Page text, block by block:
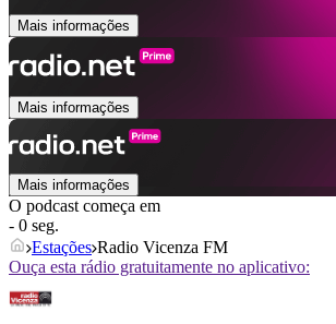
Mais informações
Mais informações
Mais informações
O podcast começa em
- 0 seg.
Estações Radio Vicenza FM
Ouça esta rádio gratuitamente no aplicativo: